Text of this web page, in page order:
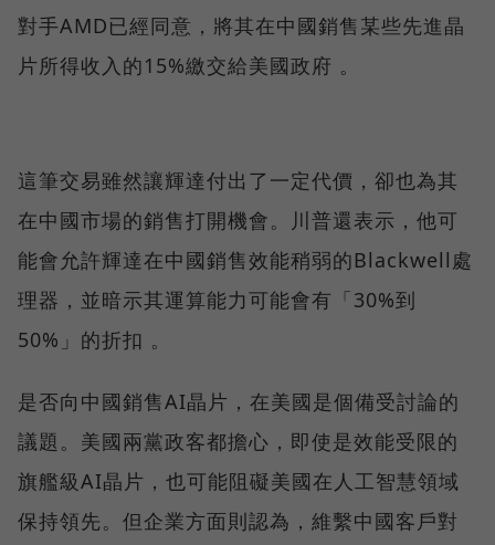
對手AMD已經同意，將其在中國銷售某些先進晶
片所得收入的15%繳交給美國政府 。
這筆交易雖然讓輝達付出了一定代價，卻也為其
在中國市場的銷售打開機會。川普還表示，他可
能會允許輝達在中國銷售效能稍弱的Blackwell處
理器，並暗示其運算能力可能會有「30%到
50%」的折扣 。
是否向中國銷售AI晶片，在美國是個備受討論的
議題。美國兩黨政客都擔心，即使是效能受限的
旗艦級AI晶片，也可能阻礙美國在人工智慧領域
保持領先。但企業方面則認為，維繫中國客戶對